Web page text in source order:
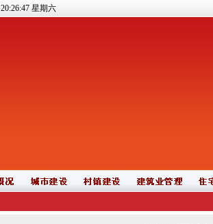
20:26:48 星期六